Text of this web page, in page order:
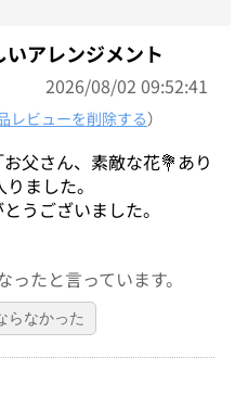
いアレンジメント
2026/08/02 09:52:41
レビューを削除する）
父さん、素敵な花💐あり
ました。
うございました。
ったと言っています。
らなかった